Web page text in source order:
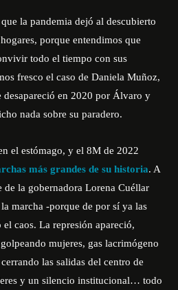
la pandemia dejó al descubierto
porque entendimos que
todo el tiempo con sus
fresco el caso de Daniela Muñoz,
desapareció en 2020 por Álvaro y
nada sobre su paradero.
el estómago, y el 8M de 2022
más grandes de su historia. A
de la gobernadora Lorena Cuéllar
marcha -porque de por sí ya las
caos. La represión apareció,
mujeres, gas lacrimógeno
las salidas del centro de
y un silencio institucional… todo